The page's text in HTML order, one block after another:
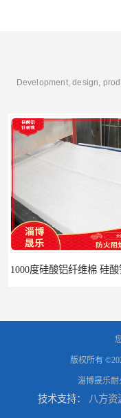
Development, design,
硅酸铝针刺毯 陶瓷纤
版权所有
淄博晟乐耐
技术支持： 八方资